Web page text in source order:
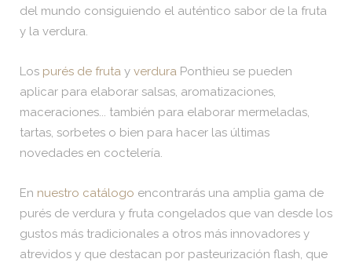
del mundo consiguiendo el auténtico sabor de la fruta
y la verdura.
Los purés de fruta y verdura Ponthieu se pueden
aplicar para elaborar salsas, aromatizaciones,
maceraciones... también para elaborar mermeladas,
tartas, sorbetes o bien para hacer las últimas
novedades en coctelería.
En nuestro catálogo encontrarás una amplia gama de
purés de verdura y fruta congelados que van desde los
gustos más tradicionales a otros más innovadores y
atrevidos y que destacan por pasteurización flash, que